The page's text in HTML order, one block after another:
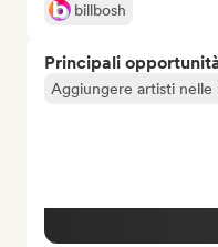
billbosh
Principali
Aggiungere artisti nelle